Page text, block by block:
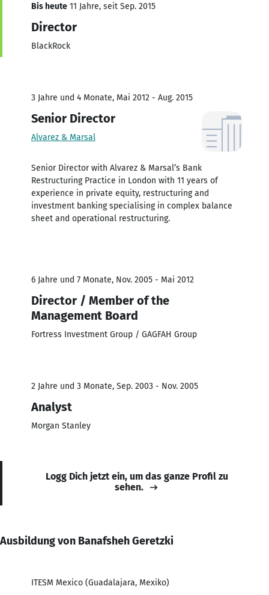
Bis heute 11 Jahre, seit Sep. 2015
Director
BlackRock
3 Jahre und 4 Monate, Mai 2012 - Aug. 2015
Senior Director
Alvarez & Marsal
Senior Director with Alvarez & Marsal’s Bank
Restructuring Practice in London with 11 years of
experience in private equity, restructuring and
investment banking specialising in complex balance
sheet and operational restructuring.
6 Jahre und 7 Monate, Nov. 2005 - Mai 2012
Director / Member of the
Management Board
Fortress Investment Group / GAGFAH Group
2 Jahre und 3 Monate, Sep. 2003 - Nov. 2005
Analyst
Morgan Stanley
Logg Dich jetzt ein, um das ganze Profil zu
sehen.
Ausbildung von Banafsheh Geretzki
ITESM Mexico (Guadalajara, Mexiko)